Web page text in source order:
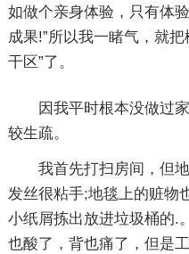
如做个亲身体验，只有体
成果!”所以我一睹气，就
干区”了。
因我平时根本没做过
较生疏。
我首先打扫房间，但
发丝很粘手;地毯上的赃物
小纸屑拣出放进垃圾桶的.
也酸了，背也痛了，但是